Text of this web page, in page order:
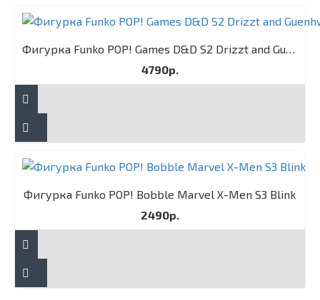
Фигурка Funko POP! Games D&D S2 Drizzt and Guenhwyvar 2PK
4790р.
Фигурка Funko POP! Bobble Marvel X-Men S3 Blink
2490р.